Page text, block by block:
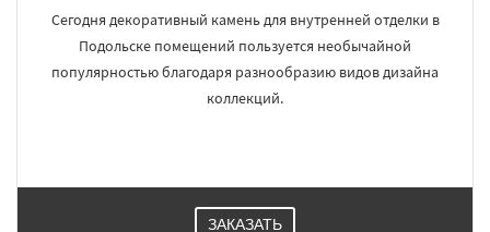
Сегодня декоративный камень для внутренней отделки в
Подольске помещений пользуется необычайной
популярностью благодаря разнообразию видов дизайна
коллекций.
ЗАКАЗАТЬ